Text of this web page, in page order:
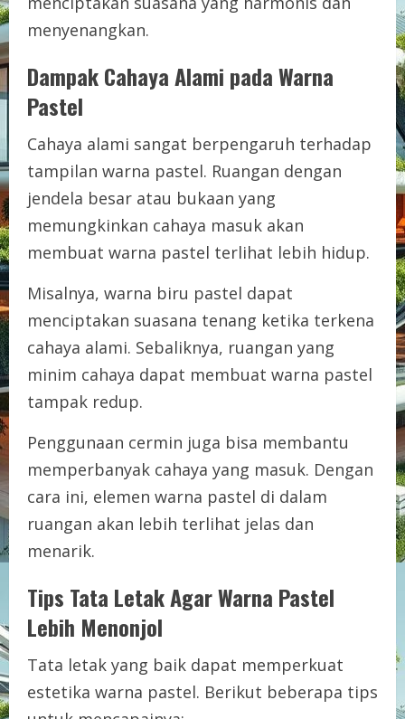
menyenangkan.
Dampak Cahaya Alami pada Warna
Pastel
Cahaya alami sangat berpengaruh terhadap
tampilan warna pastel. Ruangan dengan
jendela besar atau bukaan yang
memungkinkan cahaya masuk akan
membuat warna pastel terlihat lebih hidup.
Misalnya, warna biru pastel dapat
menciptakan suasana tenang ketika terkena
cahaya alami. Sebaliknya, ruangan yang
minim cahaya dapat membuat warna pastel
tampak redup.
Penggunaan cermin juga bisa membantu
memperbanyak cahaya yang masuk. Dengan
cara ini, elemen warna pastel di dalam
ruangan akan lebih terlihat jelas dan
menarik.
Tips Tata Letak Agar Warna Pastel
Lebih Menonjol
Tata letak yang baik dapat memperkuat
estetika warna pastel. Berikut beberapa tips